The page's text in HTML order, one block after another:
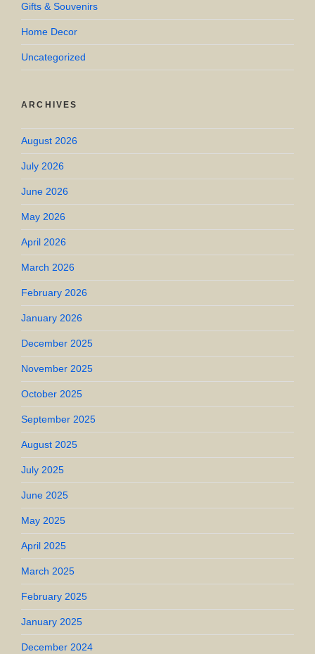
Gifts & Souvenirs
Home Decor
Uncategorized
ARCHIVES
August 2026
July 2026
June 2026
May 2026
April 2026
March 2026
February 2026
January 2026
December 2025
November 2025
October 2025
September 2025
August 2025
July 2025
June 2025
May 2025
April 2025
March 2025
February 2025
January 2025
December 2024